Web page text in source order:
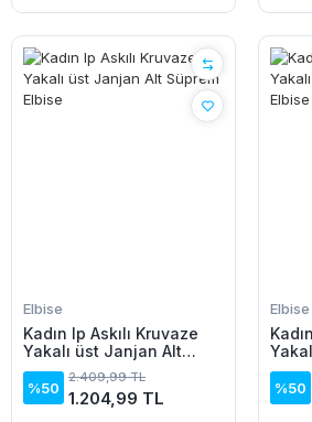
Elbise
Kadın Ip Askılı Kruvaze
Yakalı üst Janjan Alt
Süprem Elbise
%50
2.409,99 TL
1.204,99 TL
Elbise
%50